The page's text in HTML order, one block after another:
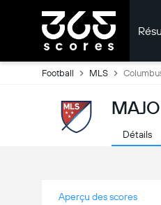
Football MLS
Détails
Aperçu des scores